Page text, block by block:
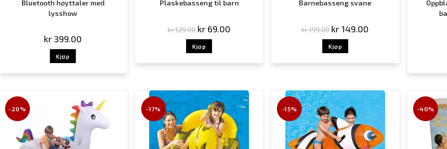
Bluetooth høyttaler med
lysshow
kr 399.00
Kjøp
Plaskebasseng til barn
kr129.00 kr 69.00
Kjøp
Barnebasseng svane
kr199.00 kr 149.00
Kjøp
-20% -17% -15% -40%